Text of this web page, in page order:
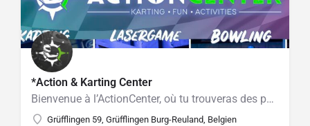
*Action & Karting Center
Bienvenue à l’ActionCenter, où tu trouveras des possibilités infinies pour t’amuser et te divertir ! Nous…
Grüfflingen 59, Grüfflingen Burg-Reuland, Belgien